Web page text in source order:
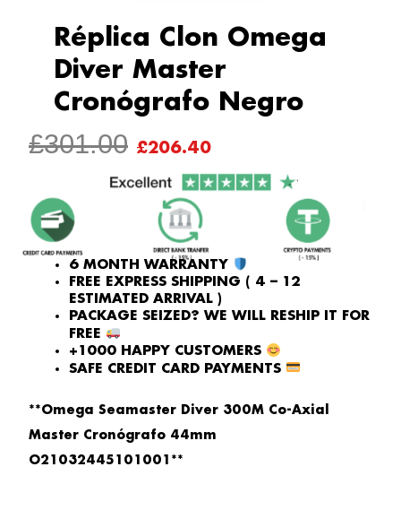
Réplica Clon Omega
Diver Master
Cronógrafo Negro
£301.00 ORIGINAL
PRICE
WAS:
£301.00.
£206.40CURRENT
PRICE
IS:
£206.40.
6 MONTH WARRANTY
FREE EXPRESS SHIPPING ( 4 – 12
ESTIMATED ARRIVAL )
PACKAGE SEIZED? WE WILL RESHIP IT FOR
FREE
+1000 HAPPY CUSTOMERS
SAFE CREDIT CARD PAYMENTS
**Omega Seamaster Diver 300M Co-Axial
Master Cronógrafo 44mm
O21032445101001**